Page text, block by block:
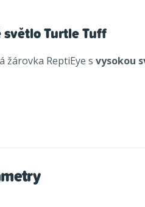
Turtle Tuff
žárovka ReptiEye s vysokou